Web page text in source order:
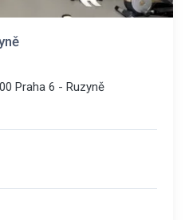
Praha 6 - Ruzyně